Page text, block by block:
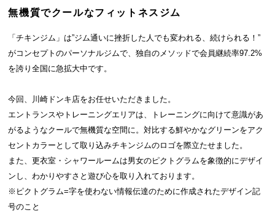
無機質でクールなフィットネスジム
「チキンジム」は”ジム通いに挫折した人でも変われる、続けられる！”
がコンセプトのパーソナルジムで、独自のメソッドで会員継続率97.2%
を誇り全国に急拡大中です。
今回、川崎ドンキ店をお任せいただきました。
エントランスやトレーニングエリアは、トレーニングに向けて意識があ
がるようなクールで無機質な空間に。対比する鮮やかなグリーンをアク
セントカラーとして取り込みチキンジムのロゴを際立たせました。
また、更衣室・シャワールームは男女のピクトグラムを象徴的にデザイ
ンし、わかりやすさと遊び心を取り入れております。
※ピクトグラム=字を使わない情報伝達のために作成されたデザイン記
号のこと